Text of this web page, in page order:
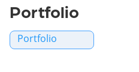
Portfolio
Portfolio